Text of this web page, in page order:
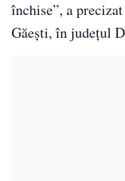
închise”, a
Găeşti, în judeţul